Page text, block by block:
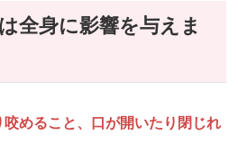
全身に影響を与えま
めること、口が開いたり閉じれ